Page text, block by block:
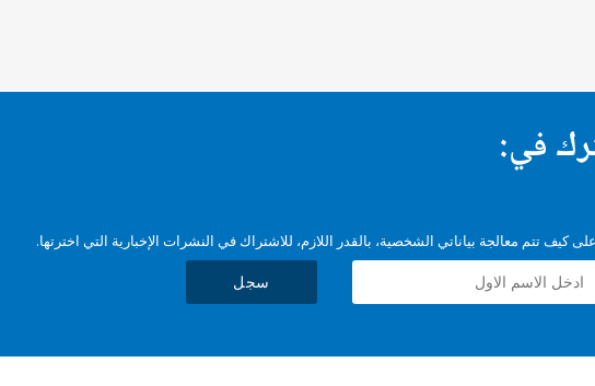
في:
كيف تتم معالجة بياناتي الشخصية، بالقدر اللازم، للاشتراك في النشرات الإخبارية التي اخترتها.
سجل